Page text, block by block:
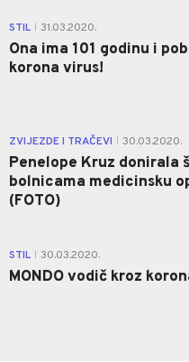
STIL 31.03.2020.
Ona ima 101 godinu i
korona virus!
ZVIJEZDE I TRAČEVI 30.03.2020.
Penelope Kruz donirala
bolnicama medicinsku
(FOTO)
STIL 30.03.2020.
MONDO vodič kroz